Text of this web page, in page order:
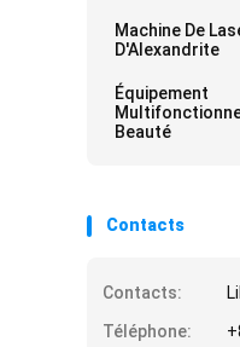
Machine De
D'Alexandrite
Équipement
Beauté
Contacts
Contacts:
Téléphone: